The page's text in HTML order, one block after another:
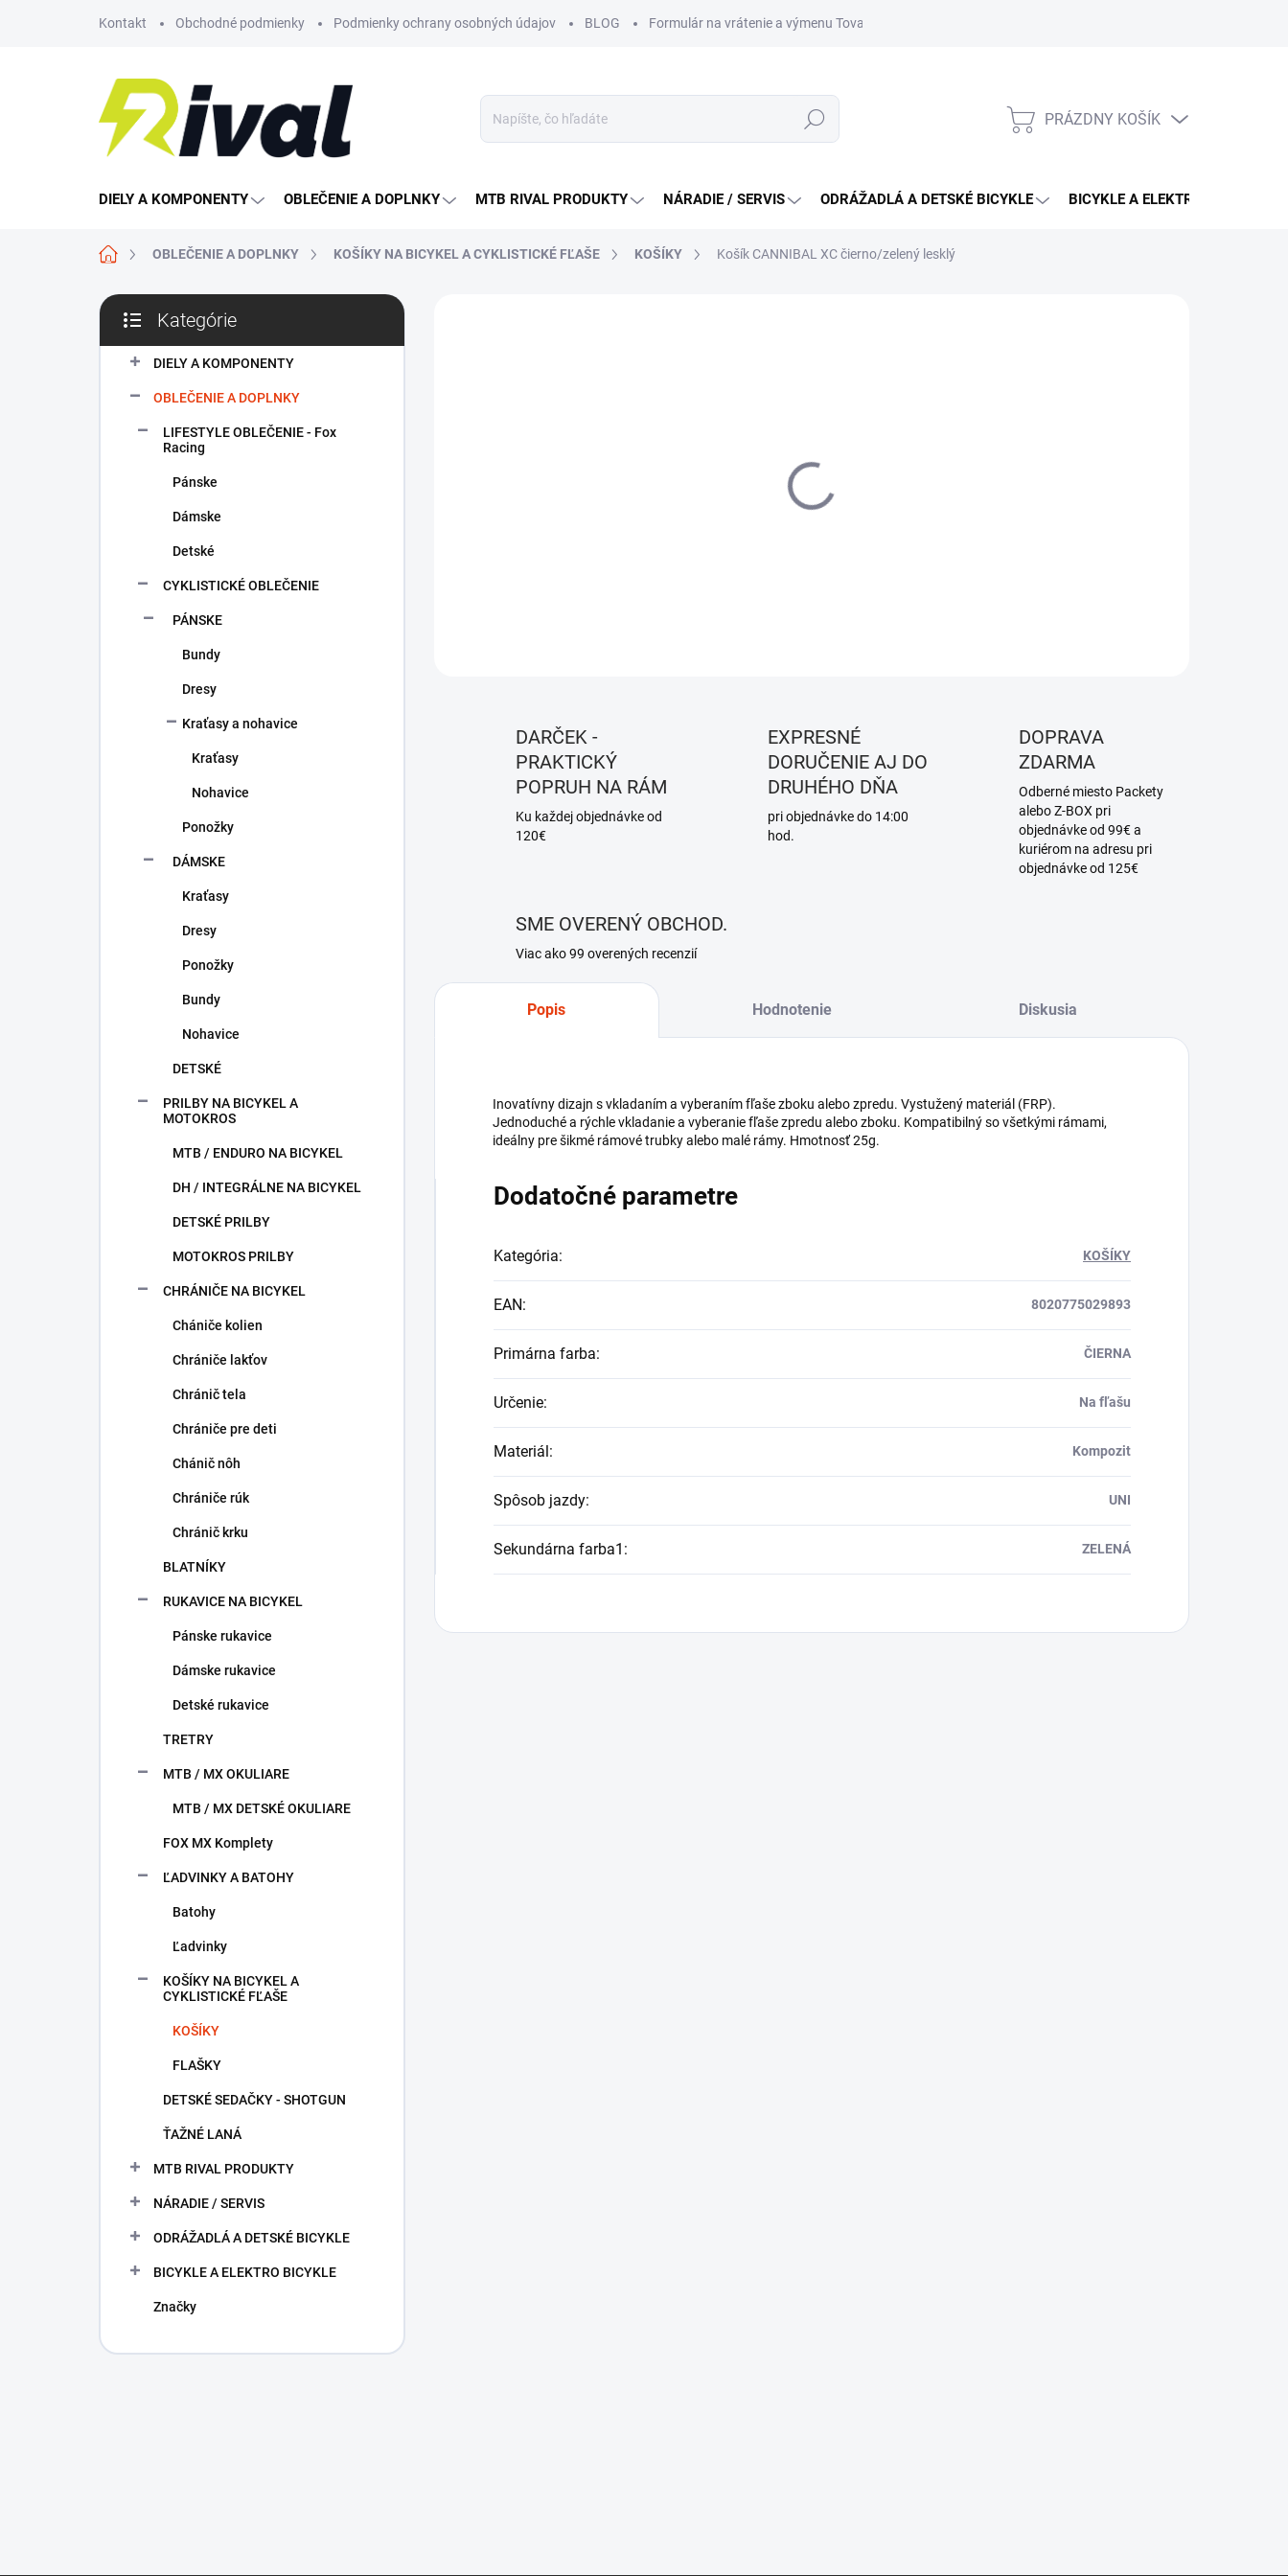
Kontakt Obchodné podmienky Podmienky ochrany osobných údajov BLOG Formulár na vrátenie a výmenu Tovaru
Hľadať
NÁKUPNÝ
PRÁZDNY KOŠÍK
DIELY A KOMPONENTY OBLEČENIE A DOPLNKY MTB RIVAL PRODUKTY NÁRADIE / SERVIS ODRÁŽADLÁ A DETSKÉ BICYKLE BICYKLE A ELEKTRO BICYKLE
DomovOBLEČENIE A DOPLNKY KOŠÍKY NA BICYKEL A CYKLISTICKÉ FĽAŠE KOŠÍKY Košík CANNIBAL XC čierno/zelený lesklý
B
č
kategórie
Kategórie
DIELY A KOMPONENTY
OBLEČENIE A DOPLNKY
LIFESTYLE OBLEČENIE - Fox
Racing
Pánske
Dámske
Detské
CYKLISTICKÉ OBLEČENIE
PÁNSKE
Bundy
Dresy
Kraťasy a nohavice
Kraťasy
Nohavice
Ponožky
DÁMSKE
Kraťasy
Dresy
Ponožky
Bundy
Nohavice
DETSKÉ
PRILBY NA BICYKEL A
MOTOKROS
MTB / ENDURO NA BICYKEL
DH / INTEGRÁLNE NA BICYKEL
DETSKÉ PRILBY
MOTOKROS PRILBY
CHRÁNIČE NA BICYKEL
Chániče kolien
Chrániče lakťov
Chránič tela
Chrániče pre deti
Chánič nôh
Chrániče rúk
Chránič krku
BLATNÍKY
RUKAVICE NA BICYKEL
Pánske rukavice
Dámske rukavice
Detské rukavice
TRETRY
MTB / MX OKULIARE
MTB / MX DETSKÉ OKULIARE
FOX MX Komplety
ĽADVINKY A BATOHY
Batohy
Ľadvinky
KOŠÍKY NA BICYKEL A
CYKLISTICKÉ FĽAŠE
KOŠÍKY
FLAŠKY
DETSKÉ SEDAČKY - SHOTGUN
ŤAŽNÉ LANÁ
MTB RIVAL PRODUKTY
NÁRADIE / SERVIS
ODRÁŽADLÁ A DETSKÉ BICYKLE
BICYKLE A ELEKTRO BICYKLE
Značky
DARČEK -
PRAKTICKÝ
POPRUH NA RÁM
Ku každej objednávke od
120€
EXPRESNÉ
DORUČENIE AJ DO
DRUHÉHO DŇA
pri objednávke do 14:00
hod.
DOPRAVA
ZDARMA
Odberné miesto Packety
alebo Z-BOX pri
objednávke od 99€ a
kuriérom na adresu pri
objednávke od 125€
SME OVERENÝ OBCHOD.
Viac ako 99 overených recenzií
Popis Hodnotenie Diskusia
Inovatívny dizajn s vkladaním a vyberaním fľaše zboku alebo zpredu. Vystužený materiál (FRP).
Jednoduché a rýchle vkladanie a vyberanie fľaše zpredu alebo zboku. Kompatibilný so všetkými rámami,
ideálny pre šikmé rámové trubky alebo malé rámy. Hmotnosť 25g.
Dodatočné parametre
Kategória: KOŠÍKY
EAN: 8020775029893
Primárna farba: ČIERNA
Určenie: Na fľašu
Materiál: Kompozit
Spôsob jazdy: UNI
Sekundárna farba1 : ZELENÁ